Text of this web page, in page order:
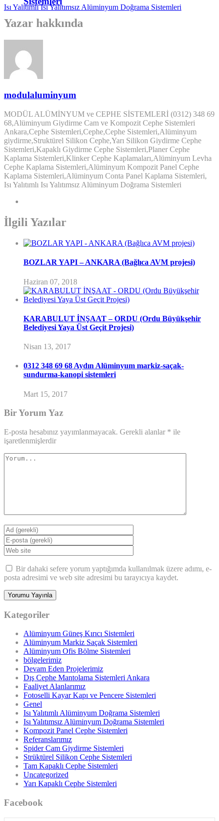
Yazar hakkında
modulaluminyum
MODÜL ALÜMİNYUM ve CEPHE SİSTEMLERİ (0312) 348 69
68,Alüminyum Giydirme Cam ve Kompozit Cephe Sistemleri
Ankara,Cephe Sistemleri,Cephe,Cephe Sistemleri,Alüminyum
giydirme,Struktürel Silikon Cephe,Yarı Silikon Giydirme Cephe
Sistemleri,Kapaklı Giydirme Cephe Sistemleri,Planer Cephe
Kaplama Sistemleri,Klinker Cephe Kaplamaları,Alüminyum Levha
Cephe Kaplama Sistemleri,Alüminyum Kompozit Panel Cephe
Kaplama Sistemleri,Alüminyum Conta Panel Kaplama Sistemleri,
Isı Yalıtımlı Isı Yalıtımsız Alüminyum Doğrama Sistemleri
İlgili Yazılar
BOZLAR YAPI – ANKARA (Bağlıca AVM projesi)
Haziran 07, 2018
KARABULUT İNŞAAT – ORDU (Ordu Büyükşehir
Belediyesi Yaya Üst Geçit Projesi)
Nisan 13, 2017
0312 348 69 68 Aydın Alüminyum markiz-saçak-
sundurma-kanopi sistemleri
Mart 15, 2017
Bir Yorum Yaz
E-posta hesabınız yayımlanmayacak. Gerekli alanlar * ile
işaretlenmişlerdir
Bir dahaki sefere yorum yaptığımda kullanılmak üzere adımı, e-
posta adresimi ve web site adresimi bu tarayıcıya kaydet.
Kategoriler
Alüminyum Güneş Kırıcı Sistemleri
Alüminyum Markiz Saçak Sistemleri
Alüminyum Ofis Bölme Sistemleri
bölgelerimiz
Devam Eden Projelerimiz
Dış Cephe Mantolama Sistemleri Ankara
Faaliyet Alanlarımız
Fotoselli Kayar Kapı ve Pencere Sistemleri
Genel
Isı Yalıtımlı Alüminyum Doğrama Sistemleri
Isı Yalıtımsız Alüminyum Doğrama Sistemleri
Kompozit Panel Cephe Sistemleri
Referanslarımız
Spider Cam Giydirme Sistemleri
Strüktürel Silikon Cephe Sistemleri
Tam Kapaklı Cephe Sistemleri
Uncategorized
Yarı Kapaklı Cephe Sistemleri
Facebook